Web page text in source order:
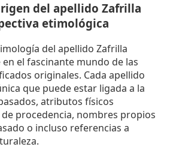
del apellido Zafrilla
etimológica
del apellido Zafrilla
el fascinante mundo de las
originales. Cada apellido
que puede estar ligada a la
atributos físicos
procedencia, nombres propios
o incluso referencias a